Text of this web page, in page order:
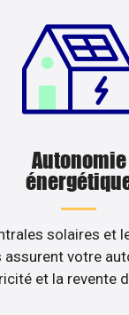
Autonomie
solaires et
assurent votre
et la revente